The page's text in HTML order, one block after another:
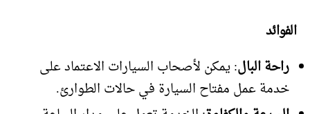
الفوائد
راحة البال: يمكن لأصحاب السيارات الاعتماد على
خدمة عمل مفتاح السيارة في حالات الطوارئ.